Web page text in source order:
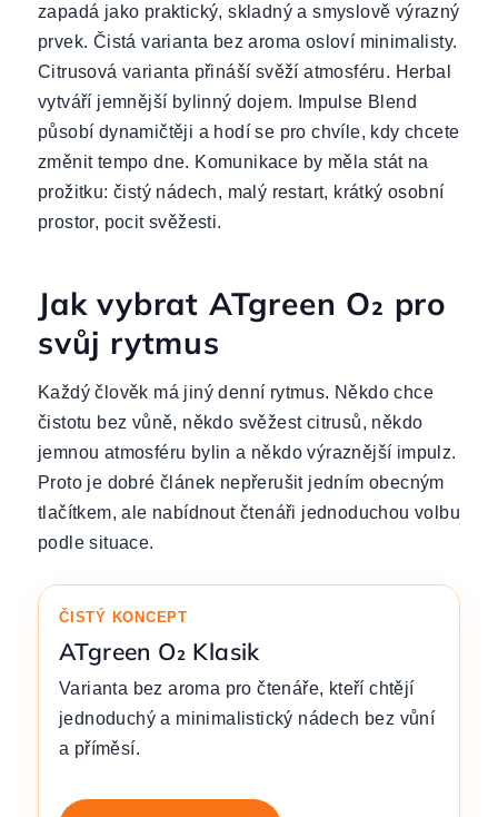
zapadá jako praktický, skladný a smyslově výrazný
prvek. Čistá varianta bez aroma osloví minimalisty.
Citrusová varianta přináší svěží atmosféru. Herbal
vytváří jemnější bylinný dojem. Impulse Blend
působí dynamičtěji a hodí se pro chvíle, kdy chcete
změnit tempo dne. Komunikace by měla stát na
prožitku: čistý nádech, malý restart, krátký osobní
prostor, pocit svěžesti.
Jak vybrat ATgreen O₂ pro
svůj rytmus
Každý člověk má jiný denní rytmus. Někdo chce
čistotu bez vůně, někdo svěžest citrusů, někdo
jemnou atmosféru bylin a někdo výraznější impulz.
Proto je dobré článek nepřerušit jedním obecným
tlačítkem, ale nabídnout čtenáři jednoduchou volbu
podle situace.
ČISTÝ KONCEPT
ATgreen O₂ Klasik
Varianta bez aroma pro čtenáře, kteří chtějí
jednoduchý a minimalistický nádech bez vůní
a příměsí.